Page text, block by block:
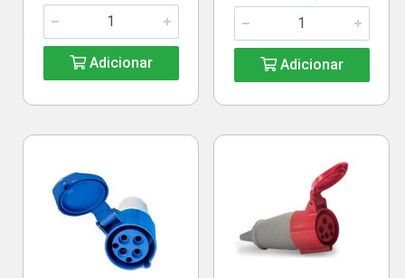
Adicionar Adicionar